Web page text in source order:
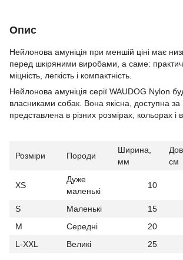
Опис
Нейлонова амуніція при меншій ціні має
перед шкіряними виробами, а саме:
міцність, легкість і компактність.
Нейлонова амуніція серії WAUDOG Nylon
власниками собак. Вона якісна, доступна за
представлена в різних розмірах, кольорах і
Розміри Породи
Ширина,
мм
см
XS
Дуже
маленькі
10
S Маленькі 15
M
Середні 20
L-XXL
Великі 25